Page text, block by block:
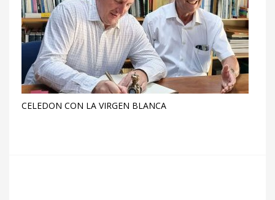
CELEDON CON LA VIRGEN BLANCA